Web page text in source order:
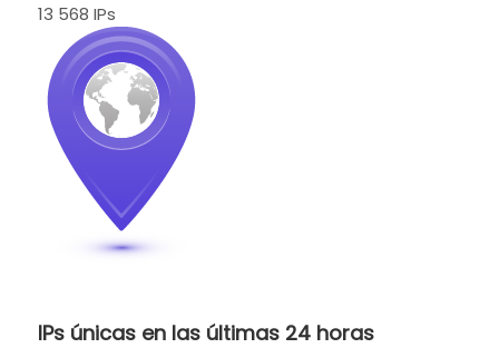
13 568 IPs
IPs únicas en las últimas 24 horas